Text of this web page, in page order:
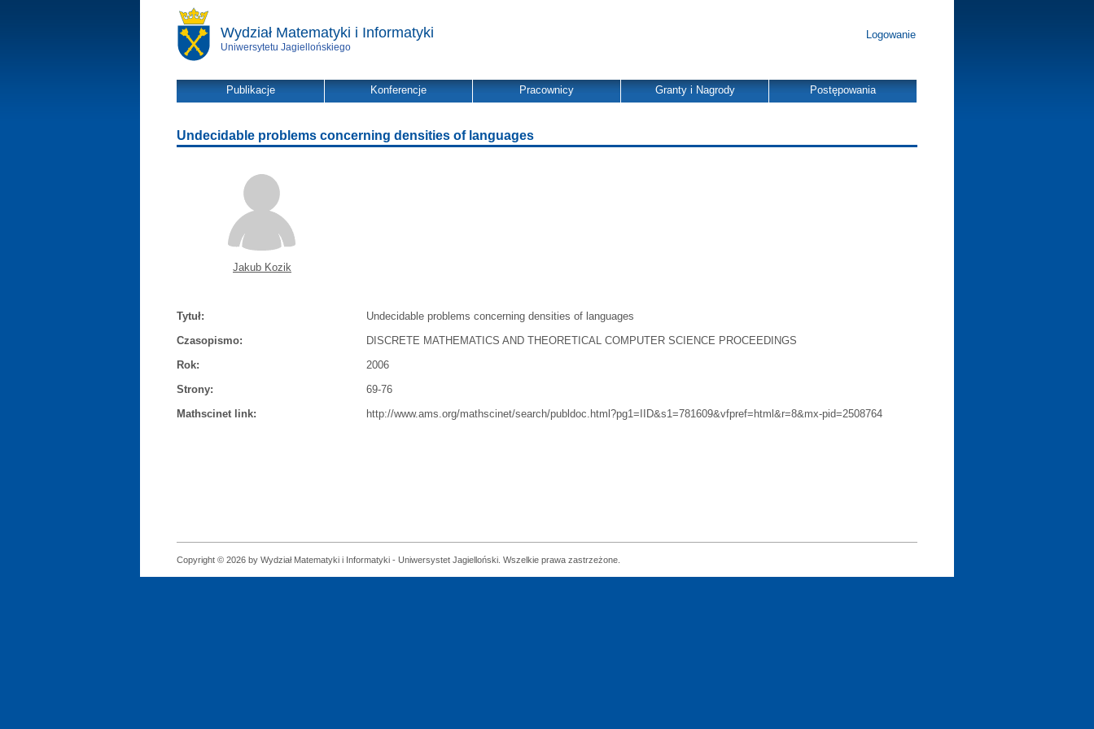
Wydział Matematyki i Informatyki
Uniwersytetu Jagiellońskiego
Logowanie
Publikacje Konferencje Pracownicy Granty i Nagrody Postępowania
Undecidable problems concerning densities of languages
Jakub Kozik
Tytuł:
Undecidable problems concerning densities of languages
Czasopismo:
DISCRETE MATHEMATICS AND THEORETICAL COMPUTER SCIENCE PROCEEDINGS
Rok:
2006
Strony:
69-76
Mathscinet link:
http://www.ams.org/mathscinet/search/publdoc.html?pg1=IID&s1=781609&vfpref=html&r=8&mx-pid=2508764
Copyright © 2026 by Wydział Matematyki i Informatyki - Uniwersystet Jagielloński. Wszelkie prawa zastrzeżone.